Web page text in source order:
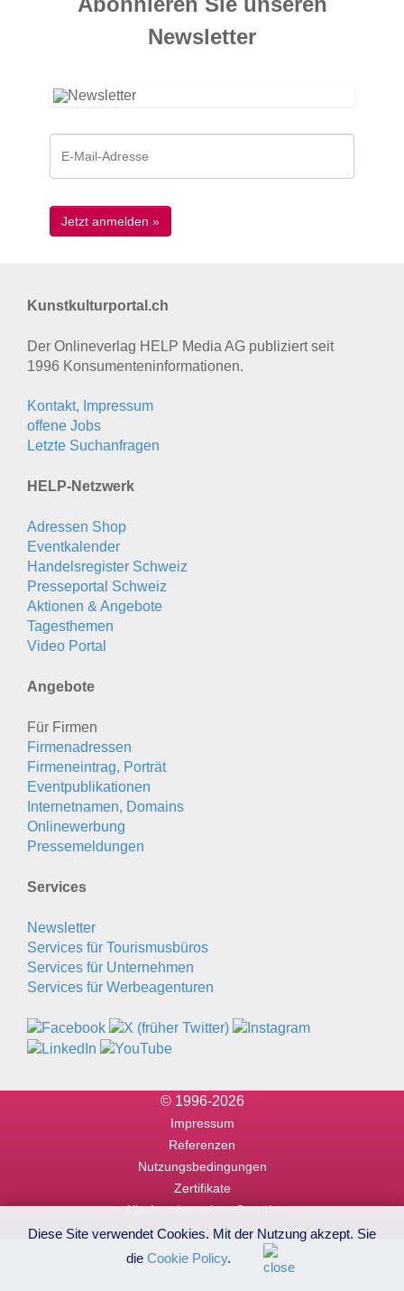
News­letter
Kunstkulturportal.ch
Der Onlineverlag HELP Media AG publiziert seit
1996 Konsumenten­informationen.
Kontakt, Impressum
offene Jobs
Letzte Suchanfragen
HELP-Netzwerk
Adressen Shop
Eventkalender
Handelsregister Schweiz
Presseportal Schweiz
Aktionen & Angebote
Tagesthemen
Video Portal
Angebote
Für Firmen
Firmenadressen
Firmeneintrag, Porträt
Eventpublikationen
Internetnamen, Domains
Onlinewerbung
Pressemeldungen
Services
Newsletter
Services für Tourismusbüros
Services für Unternehmen
Services für Werbeagenturen
© 1996-2026
Impressum
Referenzen
Nutzungsbedingungen
Zertifikate
Alle Angaben ohne Gewähr
Diese Site verwendet Cookies. Mit der Nutzung akzept. Sie
die Cookie Policy.